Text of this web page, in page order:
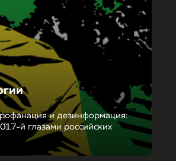
и дезинформация:
й глазами российских